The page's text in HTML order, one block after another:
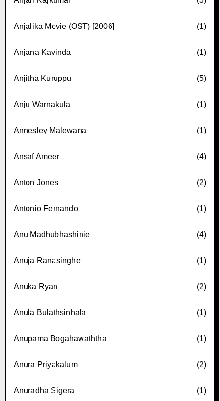
Anjalika Movie (OST) [2006] (1)
Anjana Kavinda (1)
Anjitha Kuruppu (5)
Anju Warnakula (1)
Annesley Malewana (1)
Ansaf Ameer (4)
Anton Jones (2)
Antonio Fernando (1)
Anu Madhubhashinie (4)
Anuja Ranasinghe (1)
Anuka Ryan (2)
Anula Bulathsinhala (1)
Anupama Bogahawaththa (1)
Anura Priyakalum (2)
Anuradha Sigera (1)